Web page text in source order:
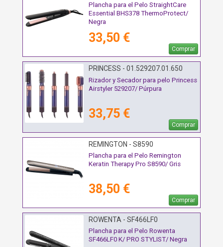
Plancha para el Pelo StraightCare
Essential BHS378 ThermoProtect/
Negra
33,50 €
Comprar
PRINCESS - 01.529207.01.650
Rizador y Secador para pelo Princess
Airstyler 529207/ Púrpura
33,75 €
Comprar
REMINGTON - S8590
Plancha para el Pelo Remington
Keratin Therapy Pro S8590/ Gris
38,50 €
Comprar
ROWENTA - SF466LF0
Plancha para el Pelo Rowenta
SF466LF0 K/ PRO STYLIST/ Negra